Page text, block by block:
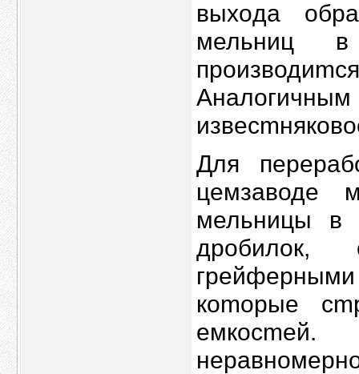
выxoдa
мельниц в
Для
цемзaводе
мельницы в
дpобилок,
кomорые